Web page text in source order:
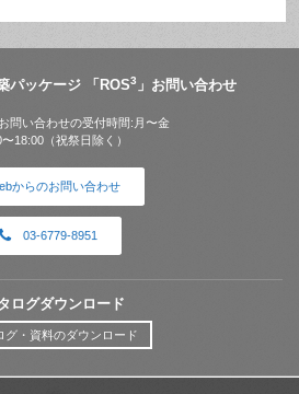
パッケージ 「ROS3 」お問い合わせ
問い合わせの受付時間:月〜金
18:00（祝祭日除く）
からのお問い合わせ
03-6779-8951
ログダウンロード
グ・資料のダウンロード